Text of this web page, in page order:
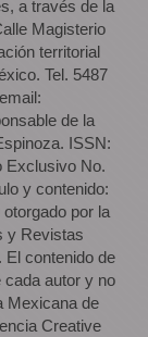
a través de la
Magisterio
territorial
Tel. 5487
de la
ISSN:
Exclusivo No.
y contenido:
por la
y Revistas
El contenido de
cada autor y no
Mexicana de
Creative